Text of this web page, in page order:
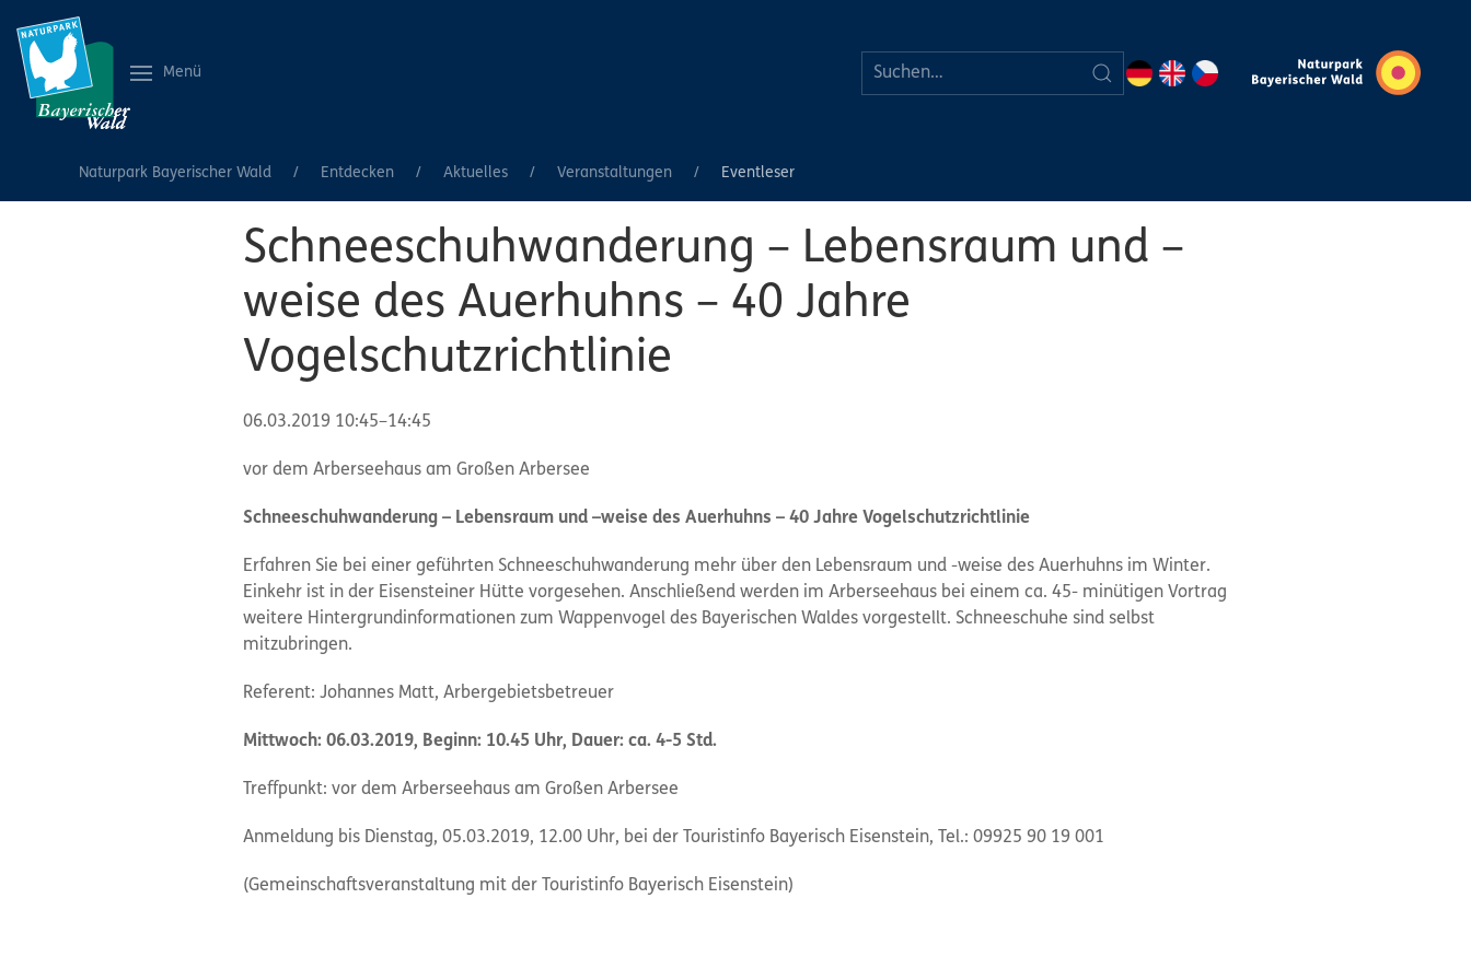
Menü
Naturpark Bayerischer Wald Entdecken Aktuelles Veranstaltungen Eventleser
Schneeschuhwanderung – Lebensraum und –
weise des Auerhuhns – 40 Jahre
Vogelschutzrichtlinie
06.03.2019 10:45–14:45
vor dem Arberseehaus am Großen Arbersee
Schneeschuhwanderung – Lebensraum und –weise des Auerhuhns – 40 Jahre Vogelschutzrichtlinie
Erfahren Sie bei einer geführten Schneeschuhwanderung mehr über den Lebensraum und -weise des Auerhuhns im Winter.
Einkehr ist in der Eisensteiner Hütte vorgesehen. Anschließend werden im Arberseehaus bei einem ca. 45- minütigen Vortrag
weitere Hintergrundinformationen zum Wappenvogel des Bayerischen Waldes vorgestellt. Schneeschuhe sind selbst
mitzubringen.
Referent: Johannes Matt, Arbergebietsbetreuer
Mittwoch: 06.03.2019, Beginn: 10.45 Uhr, Dauer: ca. 4-5 Std.
Treffpunkt: vor dem Arberseehaus am Großen Arbersee
Anmeldung bis Dienstag, 05.03.2019, 12.00 Uhr, bei der Touristinfo Bayerisch Eisenstein, Tel.: 09925 90 19 001
(Gemeinschaftsveranstaltung mit der Touristinfo Bayerisch Eisenstein)